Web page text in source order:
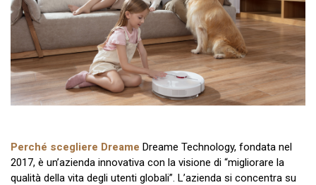
Perché scegliere Dreame Dreame Technology, fondata nel
2017, è un’azienda innovativa con la visione di “migliorare la
qualità della vita degli utenti globali”. L’azienda si concentra su